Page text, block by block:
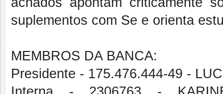
suplementos com Se e orienta
MEMBROS DA BANCA:
Presidente - 175.476.444-49 -